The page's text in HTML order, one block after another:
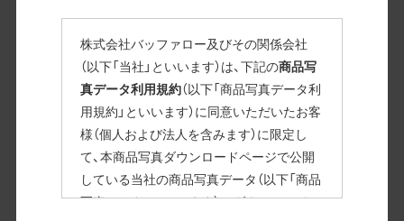
株式会社バッファロー及びその関係会社
（以下「当社」といいます）は、下記の商品写
真データ利用規約（以下「商品写真データ利
用規約」といいます）に同意いただいたお客
様（個人および法人を含みます）に限定し
て、本商品写真ダウンロードページで公開
している当社の商品写真データ（以下「商品
写真データ」といいます）のダウンロードお
掲載データ「JPEG、PNG : 低解像度(RGBカラー)」 「EPS : 高
解像度(CMYKカラー)」
BSMBB23SBK
高画質画像